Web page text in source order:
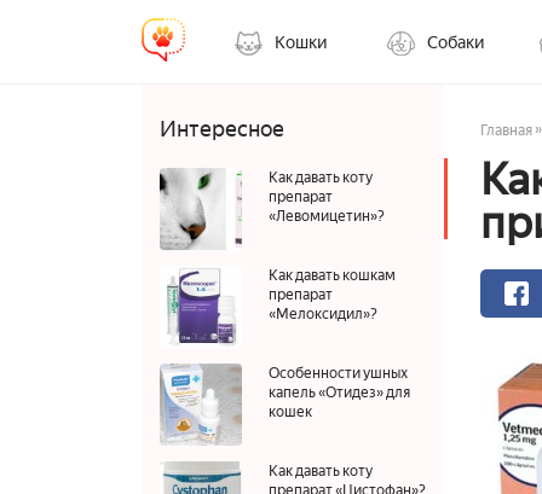
Кошки Собаки
Интересное
Как давать коту
препарат
«Левомицетин»?
Как давать кошкам
препарат
«Мелоксидил»?
Особенности ушных
капель «Отидез» для
кошек
Как давать коту
препарат «Цистофан»?
Главная »